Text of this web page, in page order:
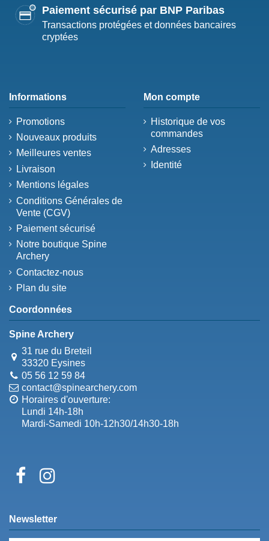
Paiement sécurisé par BNP Paribas
Transactions protégées et données bancaires
cryptées
Informations
Promotions
Nouveaux produits
Meilleures ventes
Livraison
Mentions légales
Conditions Générales de
Vente (CGV)
Paiement sécurisé
Notre boutique Spine
Archery
Contactez-nous
Plan du site
Mon compte
Historique de vos
commandes
Adresses
Identité
Coordonnées
Spine Archery
31 rue du Breteil
33320 Eysines
05 56 12 59 84
contact@spinearchery.com
Horaires d'ouverture:
Lundi 14h-18h
Mardi-Samedi 10h-12h30/14h30-18h
Newsletter